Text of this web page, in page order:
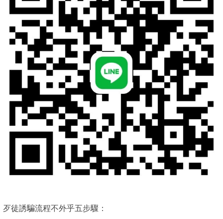
歹徒誘騙流程不外乎五步驟：